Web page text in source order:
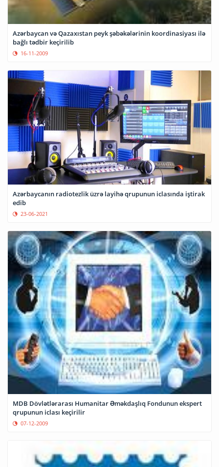
Azərbaycan və Qazaxıstan peyk şəbəkələrinin koordinasiyası ilə
bağlı tədbir keçirilib
16-11-2009
Azərbaycanın radiotezlik üzrə layihə qrupunun iclasında iştirak
edib
23-06-2021
MDB Dövlətlərarası Humanitar Əməkdaşlıq Fondunun ekspert
qrupunun iclası keçirilir
07-12-2009